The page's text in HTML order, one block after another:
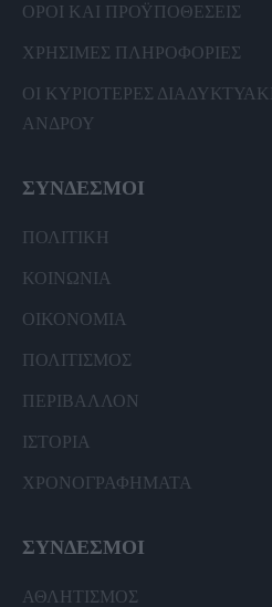
ΟΡΟΙ ΚΑΙ ΠΡΟΫΠΟΘΕΣΕΙΣ
ΧΡΗΣΙΜΕΣ ΠΛΗΡΟΦΟΡΙΕΣ
ΟΙ ΚΥΡΙΟΤΕΡΕΣ
ΑΝΔΡΟΥ
ΣΥΝΔΕΣΜΟΙ
ΠΟΛΙΤΙΚΗ
ΚΟΙΝΩΝΙΑ
ΟΙΚΟΝΟΜΙΑ
ΠΟΛΙΤΙΣΜΟΣ
ΠΕΡΙΒΑΛΛΟΝ
ΙΣΤΟΡΙΑ
ΧΡΟΝΟΓΡΑΦΗΜΑΤΑ
ΣΥΝΔΕΣΜΟΙ
ΑΘΛΗΤΙΣΜΟΣ